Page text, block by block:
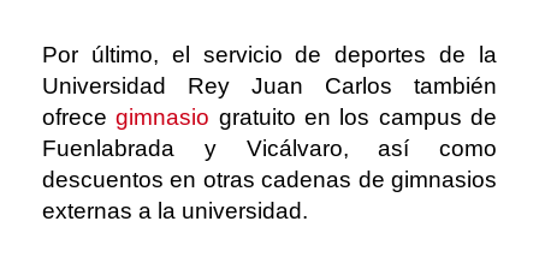
Por último, el servicio de deportes de la
Universidad Rey Juan Carlos también
ofrecegimnasio gratuito en los campus de
Fuenlabrada y Vicálvaro, así como
descuentos en otras cadenas de gimnasios
externas a la universidad.